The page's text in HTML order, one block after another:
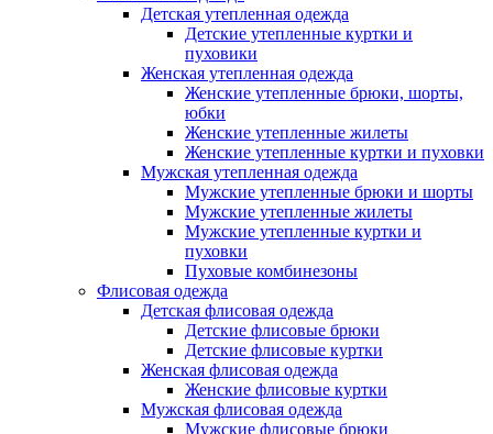
Детская утепленная одежда
Детские утепленные куртки и
пуховики
Женская утепленная одежда
Женские утепленные брюки, шорты,
юбки
Женские утепленные жилеты
Женские утепленные куртки и пуховки
Мужская утепленная одежда
Мужские утепленные брюки и шорты
Мужские утепленные жилеты
Мужские утепленные куртки и
пуховки
Пуховые комбинезоны
Флисовая одежда
Детская флисовая одежда
Детские флисовые брюки
Детские флисовые куртки
Женская флисовая одежда
Женские флисовые куртки
Мужская флисовая одежда
Мужские флисовые брюки